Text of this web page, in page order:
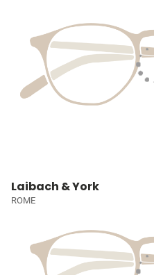
Laibach & York
ROME